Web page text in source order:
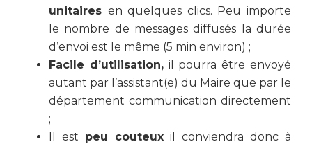
unitaires en quelques clics. Peu importe
le nombre de messages diffusés la durée
d’envoi est le même (5 min environ) ;
Facile d’utilisation,il pourra être envoyé
autant par l’assistant(e) du Maire que par le
département communication directement
;
Il est peu couteux il conviendra donc à